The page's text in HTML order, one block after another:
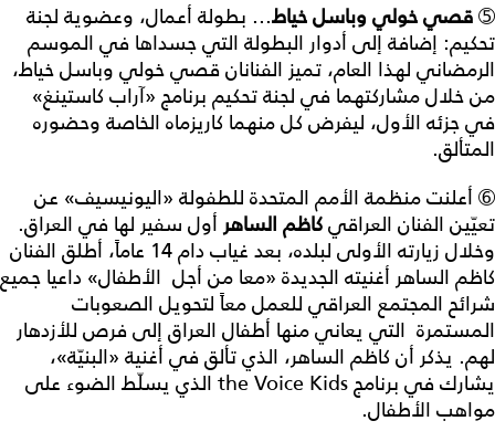
➄قصي خولي وباسل خياط... بطولة أعمال، وعضوية لجنة
تحكيم: إضافة إلى أدوار البطولة التي جسداها في الموسم
الرمضاني لهذا العام، تميز الفنانان قصي خولي وباسل خياط،
من خلال مشاركتهما في لجنة تحكيم برنامج «آراب كاستينغ»
في جزئه الأول، ليفرض كل منهما كاريزماه الخاصة وحضوره
المتألق.
➅ أعلنت منظمة الأمم المتحدة للطفولة «اليونيسيف» عن
تعيّين الفنان العراقيكاظم الساهرأول سفير لها في العراق.
وخلال زيارته الأولى لبلده، بعد غياب دام 14 عاماً، أطلق الفنان
كاظم الساهر أغنيته الجديدة «معا من أجل الأطفال» داعيا جميع
شرائح المجتمع العراقي للعمل معاً لتحويل الصعوبات
المستمرة التي يعاني منها أطفال العراق إلى فرص للأزدهار
لهم. يذكر أن كاظم الساهر، الذي تألق في أغنية «البنيّة»،
يشارك في برنامجthe Voice Kids الذي يسلّط الضوء على
مواهب الأطفال.